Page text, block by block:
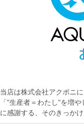
当店は株式会社アクポニ
「"生産者＝わたし"を増
に感謝する、そのきっかけ